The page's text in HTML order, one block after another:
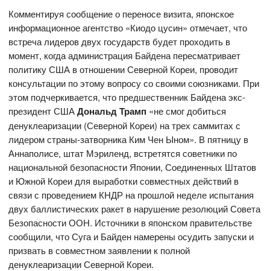
Комментируя сообщение о переносе визита, японское
информационное агентство «Киодо цусин» отмечает, что
встреча лидеров двух государств будет проходить в
момент, когда администрация Байдена пересматривает
политику США в отношении Северной Кореи, проводит
консультации по этому вопросу со своими союзниками. При
этом подчеркивается, что предшественник Байдена экс-
президент СШАДональд Трамп «не смог добиться
денуклеаризации (Северной Кореи) на трех саммитах с
лидером страны-затворника Ким Чен Ыном». В пятницу в
Аннаполисе, штат Мэриленд, встретятся советники по
национальной безопасности Японии, Соединенных Штатов
и Южной Кореи для выработки совместных действий в
связи с проведением КНДР на прошлой неделе испытания
двух баллистических ракет в нарушение резолюций Совета
Безопасности ООН. Источники в японском правительстве
сообщили, что Суга и Байден намерены осудить запуски и
призвать в совместном заявлении к полной
денуклеаризации Северной Кореи.